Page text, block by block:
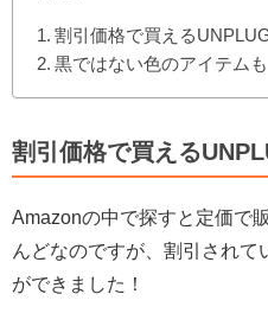
割引価格で買える
黒ではない色のアイテムも
割引価格で買える
Amazonの中で探すと定価で
んどなのですが、割引されて
ができました！